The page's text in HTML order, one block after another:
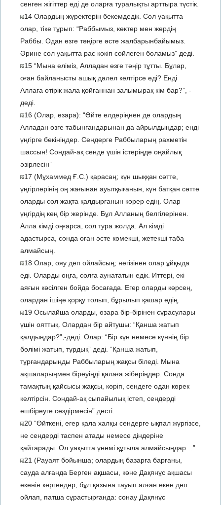
сенген жігіттер еді де оларға туралықты арттыра түстік.
14 Олардың жүректерін бекемдедік. Сол уақытта
олар, тіке тұрып: “Раббымыз, көктер мен жердің
Раббы. Одан өзге тәңірге әсте жалбарынбайымыз.
Әрине сол уақытта рас көкіп сөйлеген боламыз” деді.
15 “Мына еліміз, Алладан өзге тәңір тұтты. Бұлар,
оған байланысты ашық дәлел келтірсе еді? Енді
Аллаға өтірік жала қойғаннан залымырақ кім бар?”, -
деді.
16 (Олар, өзара): “Әйте елдеріңнен де олардың
Алладан өзге табынғандарынан да айрылдыңдар; енді
үңгірге бекініңдер. Сендерге Раббыларың рахметін
шассын! Сондай-ақ сенде үшін істеріңде оңайлық
әзірлесін”
17 (Мұхаммед Ғ.С.) қарасаң; күн шыққан сәтте,
үңгірлерінің оң жағынан ауытқығанын, күн батқан сәтте
оларды сол жақта қалдырғанын көрер едің. Олар
үңгірдің кең бір жерінде. Бұл Алланың белгілерінен.
Алла кімді оңғарса, сол тура жолда. Ал кімді
адастырса, сонда оған әсте көмекші, жетекші таба
алмайсың.
18 Олар, ояу деп ойлайсың; негізінен олар ұйқыда
еді. Оларды оңға, солға аунататын едік. Иттері, екі
аяғын көсілген бойда босағада. Егер оларды көрсең,
олардан ішіңе қорқу толып, бұрылып қашар едің.
19 Осылайша оларды, өзара бір-бірінен сұрасулары
үшін ояттық. Олардан бір айтушы: “Қанша жатып
қалдыңдар?”,-деді. Олар: “Бір күн немесе күннің бір
бөлімі жатып, тұрдық” деді. “Қанша жатып,
тұрғандарыңды Раббыларың жақсы біледі. Мына
ақшаларыңмен біреуіңді қалаға жіберіңдер. Сонда
тамақтың қайсысы жақсы, көріп, сендеге одан көрек
келтірсін. Сондай-ақ сыпайылық істеп, сендерді
ешбіреуге сездірмесін” десті.
20 “Өйткені, егер қала халқы сендерге ықпал жүргізсе,
не сендерді таспен атады немесе діндеріне
қайтарады. Ол уақытта үнемі құтыла алмайсыңдар…”
21 (Рауаят бойынша; олардың базарға барғаны,
сауда алғанда Берген ақшасы, көне Дақянұс ақшасы
екенін көргендер, бұл қазына тауып алған екен деп
ойлап, патша сұрастырғанда: сонау Дақянұс